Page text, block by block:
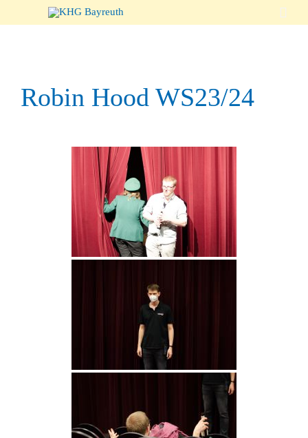

Robin Hood WS23/24